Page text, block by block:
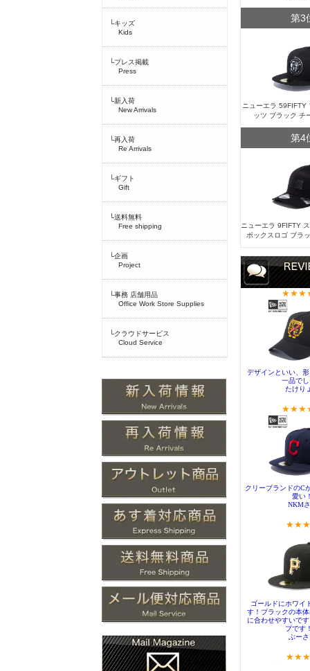
└キッズ
Kids
└プレス掲載
Press
└新入荷
New Arrivals
└再入荷
Re Arrivals
└ギフト
Gift
└送料無料
Free shipping
└企画
Project
└事務 店舗用品
Office Work Store Supplies
└クラウドサービス
Cloud Service
第3
ニューエラ 59FIFTY
ッツ ブラック チ
第4
ニューエラ 9FIFTY
ボックスロゴ ブラ